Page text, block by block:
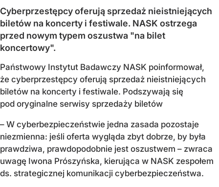
Cyberprzestępcy oferują sprzedaż nieistniejących
biletów na koncerty i festiwale. NASK ostrzega
przed nowym typem oszustwa "na bilet
koncertowy".
Państwowy Instytut Badawczy NASK poinformował,
że cyberprzestępcy oferują sprzedaż nieistniejących
biletów na koncerty i festiwale. Podszywają się
pod oryginalne serwisy sprzedaży biletów
– W cyberbezpieczeństwie jedna zasada pozostaje
niezmienna: jeśli oferta wygląda zbyt dobrze, by była
prawdziwa, prawdopodobnie jest oszustwem – zwraca
uwagę Iwona Prószyńska, kierująca w NASK zespołem
ds. strategicznej komunikacji cyberbezpieczeństwa.